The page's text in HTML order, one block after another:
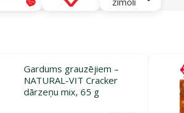
Gardums grauzējiem –
NATURAL-VIT Cracker
dārzeņu mix, 65 g